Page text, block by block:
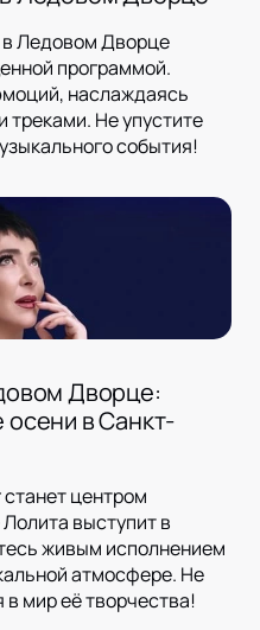
в Ледовом Дворце
программой.
наслаждаясь
Не упустите
события!
Дворце:
в Санкт-
центром
выступит в
живым исполнением
атмосфере. Не
в мир её творчества!